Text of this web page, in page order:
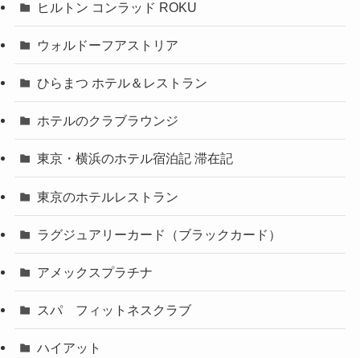
ヒルトン コンラッド ROKU
ウォルドーフアストリア
ひらまつ ホテル＆レストラン
ホテルのクラブラウンジ
東京・横浜のホテル宿泊記 滞在記
東京のホテルレストラン
ラグジュアリーカード（ブラックカード）
アメックスプラチナ
スパ フィットネスクラブ
ハイアット